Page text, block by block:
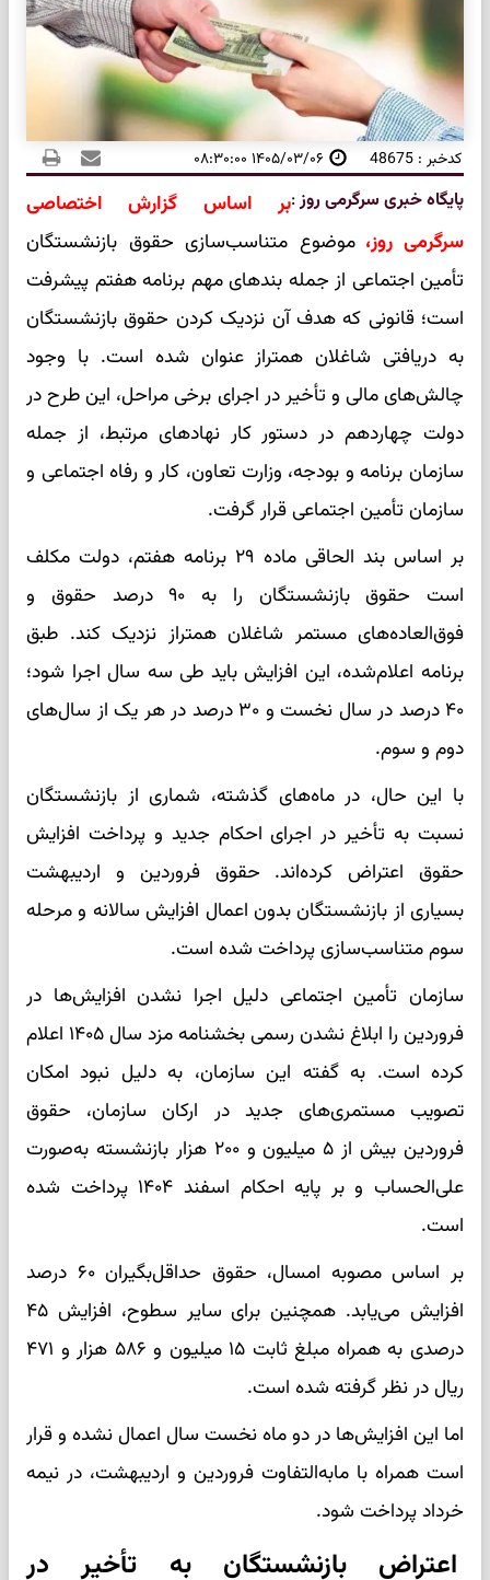
کدخبر : 48675 ۱۴۰۵/۰۳/۰۶ ۰۸:۳۰:۰۰
پایگاه خبری سرگرمی روز:بر اساس گزارش اختصاصی
سرگرمی روز،موضوع متناسب‌سازی حقوق بازنشستگان
تأمین اجتماعی از جمله بندهای مهم برنامه هفتم پیشرفت
است؛ قانونی که هدف آن نزدیک کردن حقوق بازنشستگان
به دریافتی شاغلان همتراز عنوان شده است. با وجود
چالش‌های مالی و تأخیر در اجرای برخی مراحل، این طرح در
دولت چهاردهم در دستور کار نهادهای مرتبط، از جمله
سازمان برنامه و بودجه، وزارت تعاون، کار و رفاه اجتماعی و
سازمان تأمین اجتماعی قرار گرفت.
بر اساس بند الحاقی ماده ۲۹ برنامه هفتم، دولت مکلف
است حقوق بازنشستگان را به ۹۰ درصد حقوق و
فوق‌العاده‌های مستمر شاغلان همتراز نزدیک کند. طبق
برنامه اعلام‌شده، این افزایش باید طی سه سال اجرا شود؛
۴۰ درصد در سال نخست و ۳۰ درصد در هر یک از سال‌های
دوم و سوم.
با این حال، در ماه‌های گذشته، شماری از بازنشستگان
نسبت به تأخیر در اجرای احکام جدید و پرداخت افزایش
حقوق اعتراض کرده‌اند. حقوق فروردین و اردیبهشت
بسیاری از بازنشستگان بدون اعمال افزایش سالانه و مرحله
سوم متناسب‌سازی پرداخت شده است.
سازمان تأمین اجتماعی دلیل اجرا نشدن افزایش‌ها در
فروردین را ابلاغ نشدن رسمی بخشنامه مزد سال ۱۴۰۵ اعلام
کرده است. به گفته این سازمان، به دلیل نبود امکان
تصویب مستمری‌های جدید در ارکان سازمان، حقوق
فروردین بیش از ۵ میلیون و ۲۰۰ هزار بازنشسته به‌صورت
علی‌الحساب و بر پایه احکام اسفند ۱۴۰۴ پرداخت شده
است.
بر اساس مصوبه امسال، حقوق حداقل‌بگیران ۶۰ درصد
افزایش می‌یابد. همچنین برای سایر سطوح، افزایش ۴۵
درصدی به همراه مبلغ ثابت ۱۵ میلیون و ۵۸۶ هزار و ۴۷۱
ریال در نظر گرفته شده است.
اما این افزایش‌ها در دو ماه نخست سال اعمال نشده و قرار
است همراه با مابه‌التفاوت فروردین و اردیبهشت، در نیمه
خرداد پرداخت شود.
اعتراض بازنشستگان به تأخیر در